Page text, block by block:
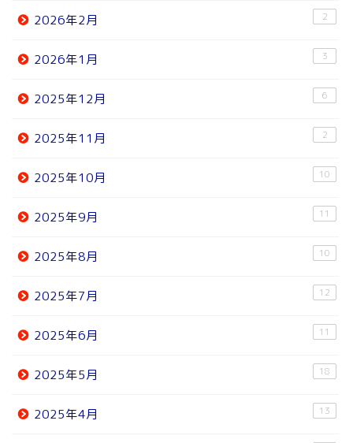
2026年2月 2
2026年1月 3
2025年12月 6
2025年11月 2
2025年10月 10
2025年9月 11
2025年8月 10
2025年7月 12
2025年6月 11
2025年5月 18
2025年4月 13